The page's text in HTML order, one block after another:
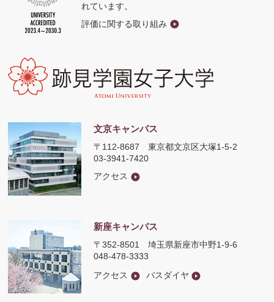
文京キャンパス
〒112-8687東京都文京区大塚1-5-2
03-3941-7420
アクセス
新座キャンパス
〒352-8501埼玉県新座市中野1-9-6
048-478-3333
アクセス
バスダイヤ
れています。
評価に関する取り組み